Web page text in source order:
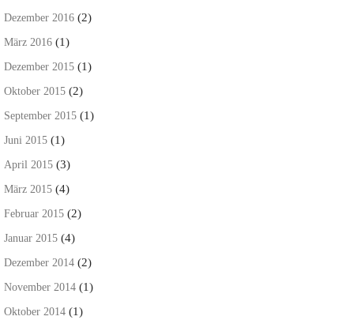
Dezember 2016 (2)
März 2016 (1)
Dezember 2015 (1)
Oktober 2015 (2)
September 2015 (1)
Juni 2015 (1)
April 2015 (3)
März 2015 (4)
Februar 2015 (2)
Januar 2015 (4)
Dezember 2014 (2)
November 2014 (1)
Oktober 2014 (1)